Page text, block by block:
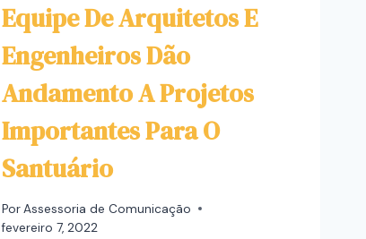
Equipe De Arquitetos E
Engenheiros Dão
Andamento A Projetos
Importantes Para O
Santuário
PorAssessoria de Comunicação
fevereiro 7, 2022